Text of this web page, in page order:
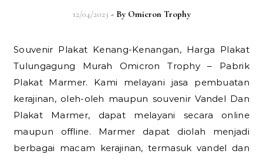
12/04/2023 - By Omicron Trophy
Souvenir Plakat Kenang-Kenangan, Harga Plakat
Tulungagung Murah Omicron Trophy – Pabrik
Plakat Marmer. Kami melayani jasa pembuatan
kerajinan, oleh-oleh maupun souvenir Vandel Dan
Plakat Marmer, dapat melayani secara online
maupun offline. Marmer dapat diolah menjadi
berbagai macam kerajinan, termasuk vandel dan